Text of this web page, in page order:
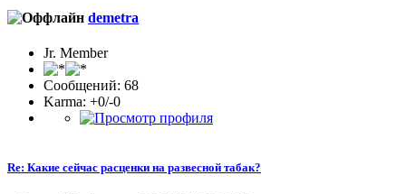
demetra
Jr. Member
Сообщений: 68
Karma: +0/-0
Re: Какие сейчас расценки на развесной табак?